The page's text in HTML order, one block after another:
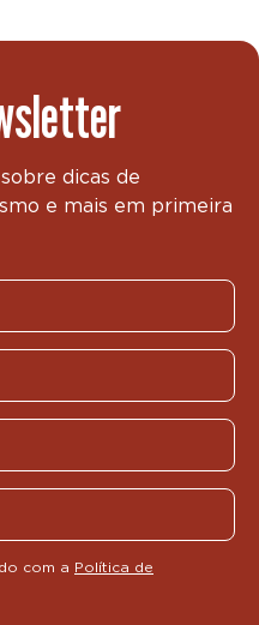
dicas de
e mais em primeira
com a Política de